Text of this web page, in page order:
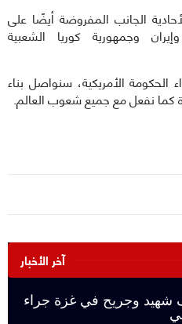
الجانب المفروضة أيضًا على
وجمهورية كوريا الشعبية
الحكومة الأمريكية، سنواصل بناء
كما نفعل مع جميع شعوب العالم.
آخر الأخبار
من 100 ألف شهيد وجريح في غزة جراء